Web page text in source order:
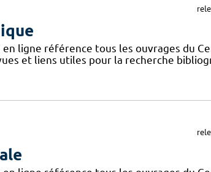
ligne référence tous les ouvrages du
et liens utiles pour la recherche